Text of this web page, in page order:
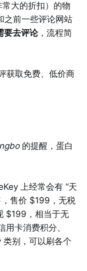
常大的折扣）的物
之前一些评论网站
要去评论，流程简
获取免费、低价商
的提醒，蛋白
上经常会有 “天
售价 $199，无税
$199，相当于无
卡消费积分、
别，可以刷各个